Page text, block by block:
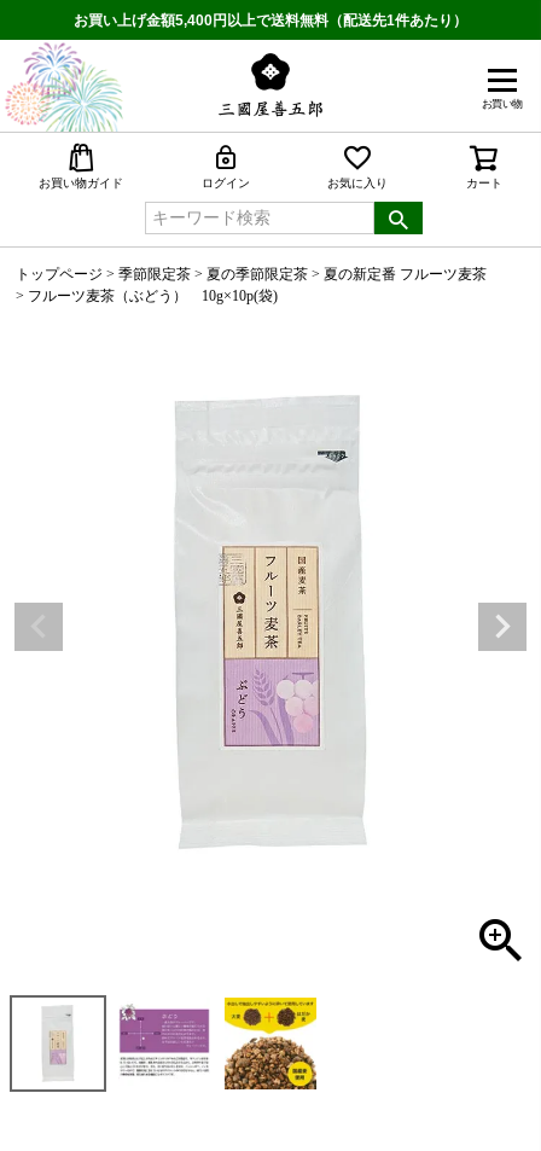
お買い上げ金額5,400円以上で送料無料（配送先1件あたり）
お買い物
お買い物ガイド ログイン お気に入り カート
トップページ 季節限定茶 夏の季節限定茶
夏の新定番 フルーツ麦茶
フルーツ麦茶（ぶどう） 10g×10p(袋)